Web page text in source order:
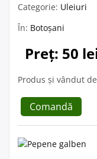
Categorie: Uleiuri
În: Botoșani
Preț: 50
Produs și vândut
Comandă